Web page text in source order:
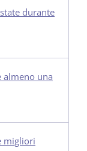
durante
almeno una
migliori